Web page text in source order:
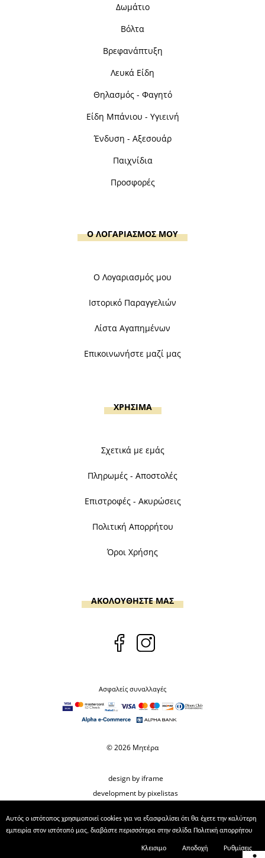
Δωμάτιο
Βόλτα
Βρεφανάπτυξη
Λευκά Είδη
Θηλασμός - Φαγητό
Είδη Μπάνιου - Υγιεινή
Ένδυση - Αξεσουάρ
Παιχνίδια
Προσφορές
Ο ΛΟΓΑΡΙΑΣΜΟΣ ΜΟΥ
Ο Λογαριασμός μου
Ιστορικό Παραγγελιών
Λίστα Αγαπημένων
Επικοινωνήστε μαζί μας
ΧΡΗΣΙΜΑ
Σχετικά με εμάς
Πληρωμές - Αποστολές
Επιστροφές - Ακυρώσεις
Πολιτική Απορρήτου
Όροι Χρήσης
ΑΚΟΛΟΥΘΗΣΤΕ ΜΑΣ
Ασφαλείς συναλλαγές
© 2026 Μητέρα
design by iframe
development by pixelistas
Αυτός ο ιστότοπος χρησιμοποιεί cookies για να εξασφαλίσει ότι θα έχετε την καλύτερη
εμπειρία στον ιστότοπό μας, διαβάστε περισσότερα στην σελίδα Πολιτική απορρήτου
Κλεισιμο Αποδοχή Ρυθμίσεις